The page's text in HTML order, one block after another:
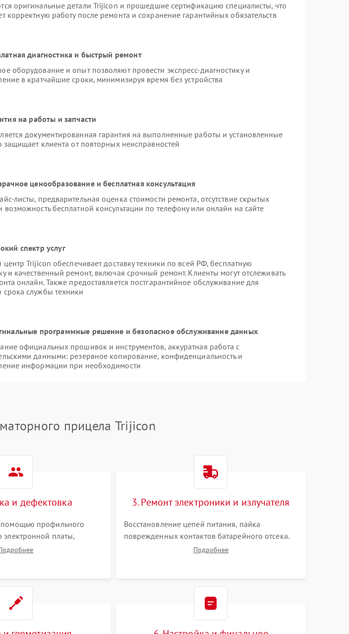
оригинальные детали Trijicon и прошедшие сертификацию специалисты, что
корректную работу после ремонта и сохранение гарантийных обязательств
диагностика и быстрый ремонт
оборудование и опыт позволяют провести экспресс-диагностику и
в кратчайшие сроки, минимизируя время без устройства
на работы и запчасти
документированная гарантия на выполненные работы и установленные
защищает клиента от повторных неисправностей
ценообразование и бесплатная консультация
листы, предварительная оценка стоимости ремонта, отсутствие скрытых
возможность бесплатной консультации по телефону или онлайн на сайте
спектр услуг
центр Trijicon обеспечивает доставку техники по всей РФ, бесплатную
и качественный ремонт, включая срочный ремонт. Клиенты могут отслеживать
онлайн. Также предоставляется постгарантийное обслуживание для
срока службы техники
программные решение и безопасное обслуживание данных
официальных прошивок и инструментов, аккуратная работа с
данными: резервное копирование, конфиденциальность и
информации при необходимости
прицела Trijicon
и дефектовка
помощью профильного
электронной платы,
излучателя, а
3. Ремонт электроники и излучателя
Восстановление цепей питания, пайка
поврежденных контактов батарейного отсека.
Замена вышедшего из строя светодиода или
Подробнее